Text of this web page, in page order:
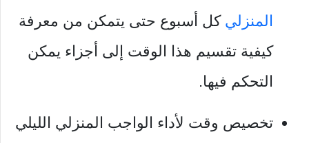
المنزلي كل أسبوع حتى يتمكن من معرفة
كيفية تقسيم هذا الوقت إلى أجزاء يمكن
التحكم فيها.
تخصيص وقت لأداء الواجب المنزلي الليلي